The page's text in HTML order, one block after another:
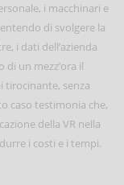
i macchinari e
di svolgere la
i dati dell’azienda
un mezz’ora il
tirocinante, senza
caso testimonia che,
della VR nella
i costi e i tempi.